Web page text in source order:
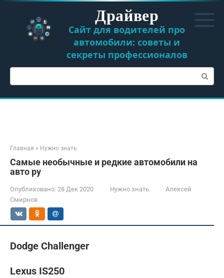
Перейти
контенту
Драйвер
Сайт для водителей про
автомобили: советы и
секреты профессионалов
Поиск:
Главная » Нужно знать
Самые необычные и редкие автомобили на
авто ру
Опубликовано: 28 Дек 2020 Нужно знать
Алексей
Смирнов
Dodge Challenger
Lexus IS250